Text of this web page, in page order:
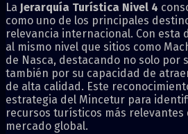
La Jerarquía Turística Nivel 4
como uno de los principales
relevancia internacional. Con esta
al mismo nivel que sitios como
de Nasca, destacando no solo por
también por su capacidad de
de alta calidad. Este
estrategia del Mincetur para
recursos turísticos más relevantes
mercado global.